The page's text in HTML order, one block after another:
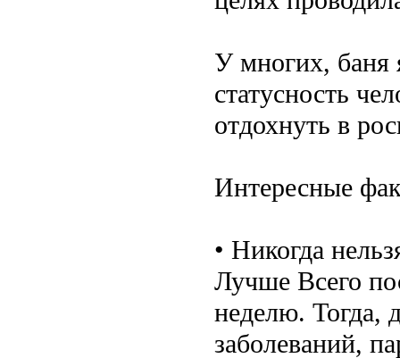
У многих, баня
статусность
отдохнуть в
Интересные
• Никогда
Лучше Всего
неделю. Тогда,
заболеваний,